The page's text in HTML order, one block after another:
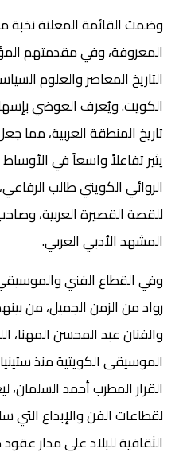
وضمت القائمة المعلنة نخبة
المعروفة، وفي مقدمتهم
التاريخ المعاصر والعلوم
الكويت. ويُعرف العوضي
تاريخ المنطقة العربية، مما
يثير تفاعلاً واسعاً في
الروائي الكويتي طالب
للقصة القصيرة العربية،
المشهد الأدبي العربي.
وفي القطاع الفني
رواد من الزمن الجميل، من
والفنان عبد المحسن المهنا،
الموسيقى الكويتية منذ
القرار المطرب أحمد
لقطاعات الفن والإبداع
الثقافية للبلاد على مدار